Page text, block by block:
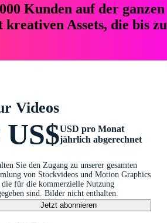
Kunden auf der ganzen
Assets, die bis zu
Videos
US$USD pro Monat
jährlich abgerechnet
Sie den Zugang zu unserer gesamten
von Stockvideos und Motion Graphics
für die kommerzielle Nutzung
sind. Bilder nicht enthalten.
Jetzt abonnieren